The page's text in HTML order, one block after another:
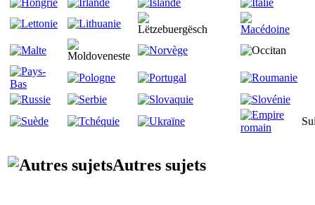
Autres sujets